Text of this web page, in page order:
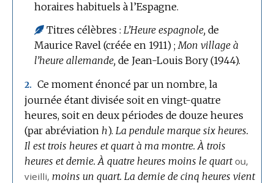
horaires habituels à l’Espagne.
Titres célèbres : L’Heure espagnole,de
Maurice Ravel (créée en 1911) ;Mon village à
l’heure allemande,de Jean-Louis Bory (1944).
2. Ce moment énoncé par un nombre, la
journée étant divisée soit en vingt-quatre
heures, soit en deux périodes de douze heures
(par abréviation h). La pendule marque six heures.
Il est trois heures et quart à ma montre. À trois
heures et demie. À quatre heures moins le quart ou,
vieilli, moins un quart. La demie de cinq heures vient